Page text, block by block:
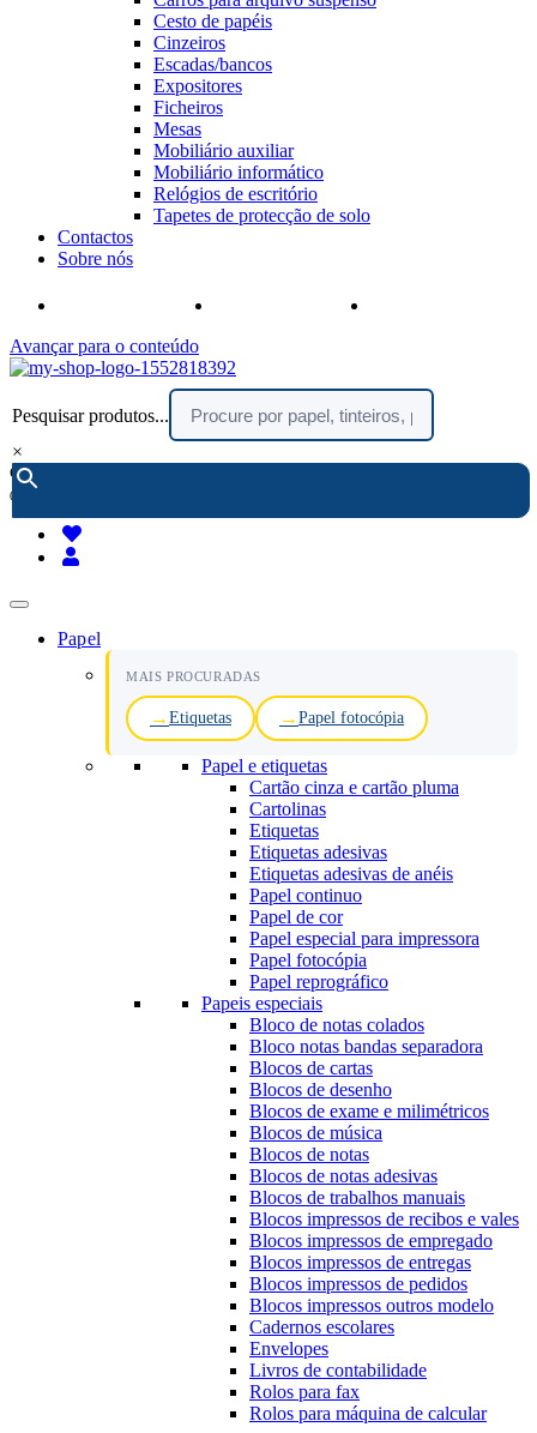
Cesto de papéis
Cinzeiros
Escadas/bancos
Expositores
Ficheiros
Mesas
Mobiliário auxiliar
Mobiliário informático
Relógios de escritório
Tapetes de protecção de solo
Contactos
Sobre nós
Avançar para o conteúdo
Pesquisar produtos...
×
encomendar por telefone :
(chamada rede fixa nacional)
Papel
MAIS PROCURADAS
Etiquetas Papel fotocópia
Papel e etiquetas
Cartão cinza e cartão pluma
Cartolinas
Etiquetas
Etiquetas adesivas
Etiquetas adesivas de anéis
Papel continuo
Papel de cor
Papel especial para impressora
Papel fotocópia
Papel reprográfico
Papeis especiais
Bloco de notas colados
Bloco notas bandas separadora
Blocos de cartas
Blocos de desenho
Blocos de exame e milimétricos
Blocos de música
Blocos de notas
Blocos de notas adesivas
Blocos de trabalhos manuais
Blocos impressos de recibos e vales
Blocos impressos de empregado
Blocos impressos de entregas
Blocos impressos de pedidos
Blocos impressos outros modelo
Cadernos escolares
Envelopes
Livros de contabilidade
Rolos para fax
Rolos para máquina de calcular